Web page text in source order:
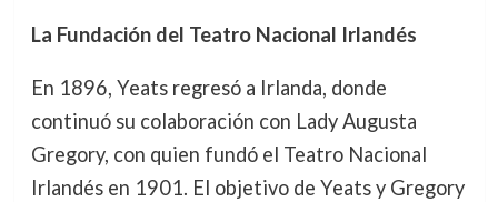
La Fundación del Teatro Nacional Irlandés
En 1896, Yeats regresó a Irlanda, donde
continuó su colaboración con Lady Augusta
Gregory, con quien fundó el Teatro Nacional
Irlandés en 1901. El objetivo de Yeats y Gregory